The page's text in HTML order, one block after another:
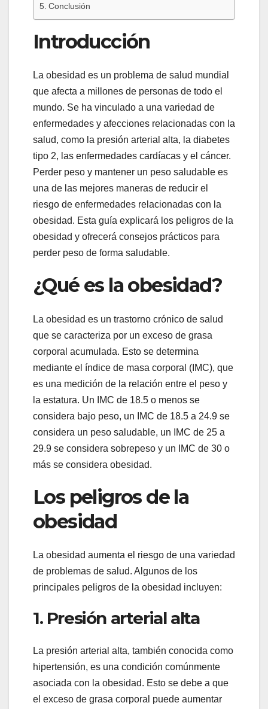
Conclusión
Introducción
La obesidad es un problema de salud mundial
que afecta a millones de personas de todo el
mundo. Se ha vinculado a una variedad de
enfermedades y afecciones relacionadas con la
salud, como la presión arterial alta, la diabetes
tipo 2, las enfermedades cardíacas y el cáncer.
Perder peso y mantener un peso saludable es
una de las mejores maneras de reducir el
riesgo de enfermedades relacionadas con la
obesidad. Esta guía explicará los peligros de la
obesidad y ofrecerá consejos prácticos para
perder peso de forma saludable.
¿Qué es la obesidad?
La obesidad es un trastorno crónico de salud
que se caracteriza por un exceso de grasa
corporal acumulada. Esto se determina
mediante el índice de masa corporal (IMC), que
es una medición de la relación entre el peso y
la estatura. Un IMC de 18.5 o menos se
considera bajo peso, un IMC de 18.5 a 24.9 se
considera un peso saludable, un IMC de 25 a
29.9 se considera sobrepeso y un IMC de 30 o
más se considera obesidad.
Los peligros de la
obesidad
La obesidad aumenta el riesgo de una variedad
de problemas de salud. Algunos de los
principales peligros de la obesidad incluyen:
1. Presión arterial alta
La presión arterial alta, también conocida como
hipertensión, es una condición comúnmente
asociada con la obesidad. Esto se debe a que
el exceso de grasa corporal puede aumentar